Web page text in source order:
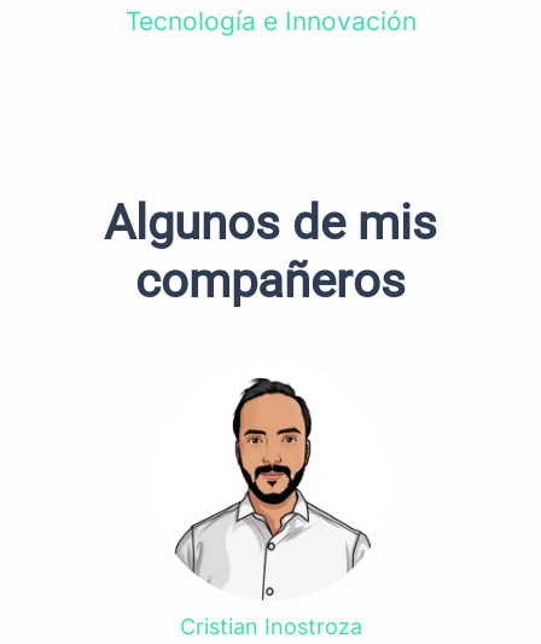
Tecnología e Innovación
Algunos de mis
compañeros
Cristian Inostroza